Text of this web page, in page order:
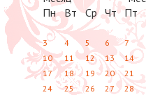
Пн Вт Ср Чт Пт
3 4 5 6 7
10 11 12 13 14
17 18 19 20 21
24 25 26 27 28